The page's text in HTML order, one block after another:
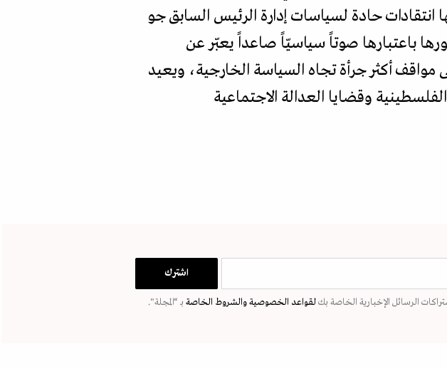
حادة لسياسات إدارة الرئيس السابق جو
باعتبارها صوتاً سياسيّاً صاعداً يعبّر عن
مواقف أكثر جرأة تجاه السياسة الخارجية، ويعيد
وقضايا العدالة الاجتماعية
الرسائل الإخبارية الخاصة بكلقواعد الخصوصيةوالشروط الخاصة بـ “المجلة".